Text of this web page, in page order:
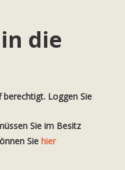
die
Loggen Sie
Sie im Besitz
Sie hier